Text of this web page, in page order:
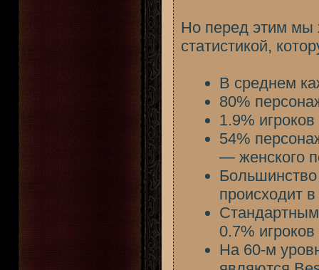
Но перед этим мы
статистикой,
В среднем
80%
1.9%
54%
— женского
происходит
Стандартным
0.7%
На 60-м